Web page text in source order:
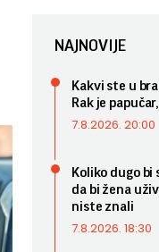
NAJNOVIJE
Kakvi ste u
Rak je
7.8.2026. 20:00
Koliko dugo bi
da bi žena
niste znali
7.8.2026. 18:30